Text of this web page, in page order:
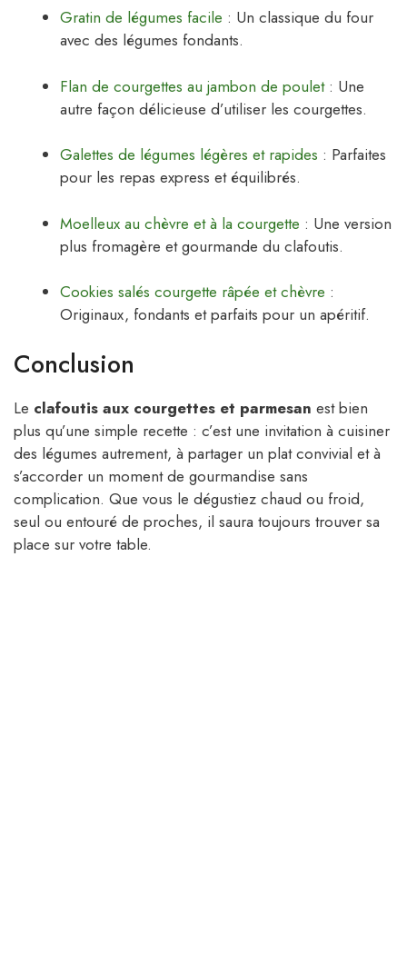
Gratin de légumes facile : Un classique du four
avec des légumes fondants.
Flan de courgettes au jambon de poulet: Une
autre façon délicieuse d’utiliser les courgettes.
Galettes de légumes légères et rapides : Parfaites
pour les repas express et équilibrés.
Moelleux au chèvre et à la courgette : Une version
plus fromagère et gourmande du clafoutis.
Cookies salés courgette râpée et chèvre :
Originaux, fondants et parfaits pour un apéritif.
Conclusion
Le clafoutis aux courgettes et parmesan est bien
plus qu’une simple recette : c’est une invitation à cuisiner
des légumes autrement, à partager un plat convivial et à
s’accorder un moment de gourmandise sans
complication. Que vous le dégustiez chaud ou froid,
seul ou entouré de proches, il saura toujours trouver sa
place sur votre table.